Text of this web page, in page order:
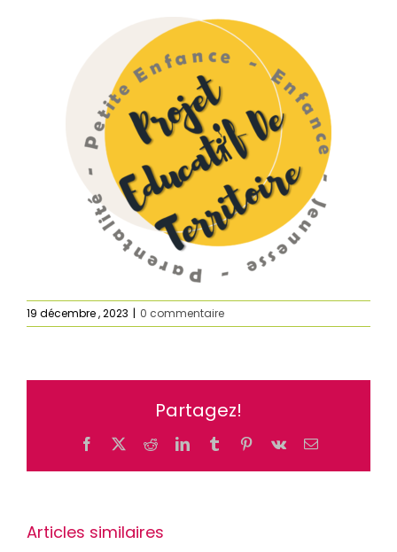
19 décembre , 2023 | 0 commentaire
Partagez!
Facebook
X RedditLinkedInTumblrPinterest
Vk Email
Articles similaires